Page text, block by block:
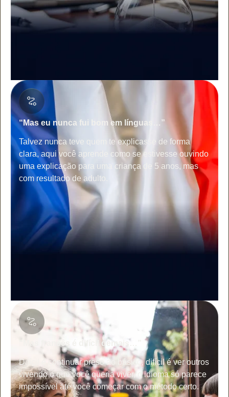
“Mas eu nunca fui bom em línguas…”
Talvez nunca teve quem te explicasse de forma
clara, aqui você aprende como se estivesse ouvindo
uma explicação para uma criança de 5 anos, mas
com resultado de adulto.
“Mas francês é difícil demais…”
Difícil é continuar preso ao básico, difícil é ver outros
vivendo o que você queria viver, o idioma só parece
impossível até você começar com o método certo.